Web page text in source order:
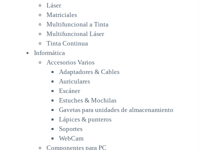
Adaptadores & Cables
Auriculares
Escáner
Estuches & Mochilas
Gavetas para unidades de
almacenamiento
Lápices & punteros
Soportes
WebCam
Componentes para PC
Fuentes
Gabinetes
Kit Mouses & Teclados
Memoria RAM
Monitores
Láser
Matriciales
Multifuncional a Tinta
Multifuncional Láser
Tinta Continua
Informática
Accesorios Varios
Adaptadores & Cables
Auriculares
Escáner
Estuches & Mochilas
Gavetas para unidades de almacenamiento
Lápices & punteros
Soportes
WebCam
Componentes para PC